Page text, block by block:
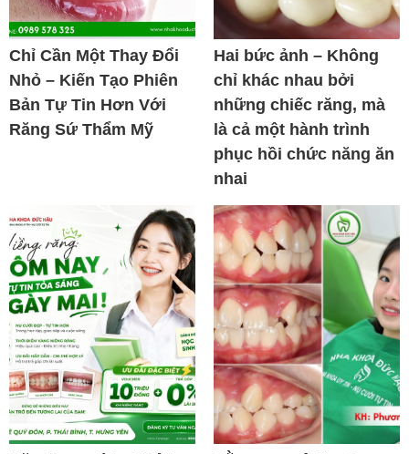
Chỉ Cần Một Thay Đổi
Nhỏ – Kiến Tạo Phiên
Bản Tự Tin Hơn Với
Răng Sứ Thẩm Mỹ
Hai bức ảnh – Không
chỉ khác nhau bởi
những chiếc răng, mà
là cả một hành trình
phục hồi chức năng ăn
nhai